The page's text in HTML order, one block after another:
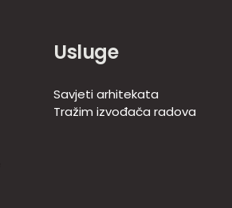
Usluge
Savjeti arhitekata
Tražim izvođača radova